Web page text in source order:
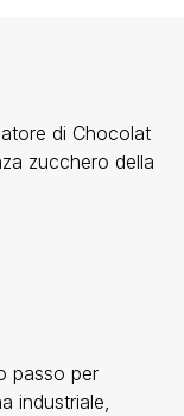
di Chocolat
zucchero della
passo per
industriale,